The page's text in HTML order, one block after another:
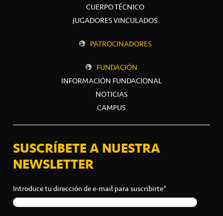
CUERPO TÉCNICO
JUGADORES VINCULADOS
PATROCINADORES
FUNDACIÓN
INFORMACIÓN FUNDACIONAL
NOTICIAS
CAMPUS
SUSCRÍBETE A NUESTRA
NEWSLETTER
Introduce tu dirección de e-mail para suscribirte*